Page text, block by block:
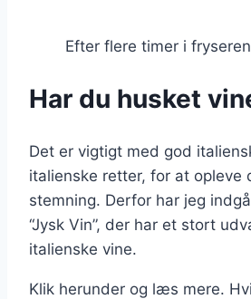
Efter flere timer i fryseren
Har du husket
Det er vigtigt med god
italienske retter, for at opleve
stemning. Derfor har jeg
“Jysk Vin”, der har et stort
italienske vine.
Klik herunder og læs mere.